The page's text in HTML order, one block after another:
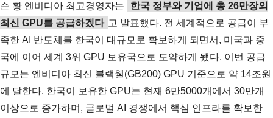
슨 황 엔비디아 최고경영자는
한국 정부와 기업에 총 26만장의
최신 GPU를 공급하겠다 고 발표했다. 전 세계적으로 공급이 부
족한 AI 반도체를 한국이 대규모로 확보하게 되면서, 미국과 중
국에 이어 세계 3위 GPU 보유국으로 도약하게 됐다. 이번 공급
규모는 엔비디아 최신 블랙웰(GB200) GPU 기준으로 약 14조원
에 달한다. 한국이 보유한 GPU는 현재 6만5000개에서 30만개
이상으로 증가하며, 글로벌 AI 경쟁에서 핵심 인프라를 확보한